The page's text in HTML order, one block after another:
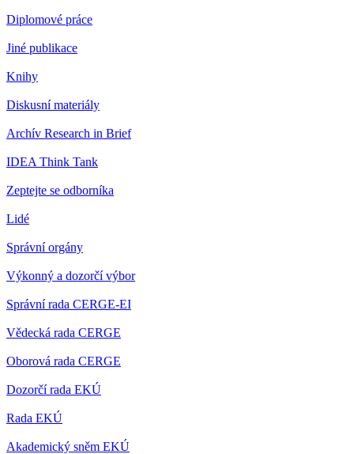
Diplomové práce
Jiné publikace
Knihy
Diskusní materiály
Archív Research in Brief
IDEA Think Tank
Zeptejte se odborníka
Lidé
Správní orgány
Výkonný a dozorčí výbor
Správní rada CERGE-EI
Vědecká rada CERGE
Oborová rada CERGE
Dozorčí rada EKÚ
Rada EKÚ
Akademický sněm EKÚ